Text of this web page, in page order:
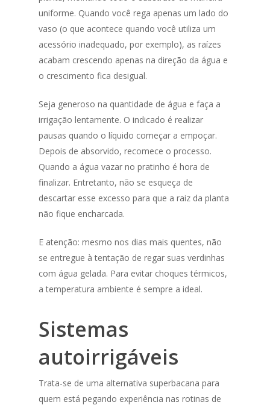
uniforme. Quando você rega apenas um lado do
vaso (o que acontece quando você utiliza um
acessório inadequado, por exemplo), as raízes
acabam crescendo apenas na direção da água e
o crescimento fica desigual.
Seja generoso na quantidade de água e faça a
irrigação lentamente. O indicado é realizar
pausas quando o líquido começar a empoçar.
Depois de absorvido, recomece o processo.
Quando a água vazar no pratinho é hora de
finalizar. Entretanto, não se esqueça de
descartar esse excesso para que a raiz da planta
não fique encharcada.
E atenção: mesmo nos dias mais quentes, não
se entregue à tentação de regar suas verdinhas
com água gelada. Para evitar choques térmicos,
a temperatura ambiente é sempre a ideal.
Sistemas
autoirrigáveis
Trata-se de uma alternativa superbacana para
quem está pegando experiência nas rotinas de